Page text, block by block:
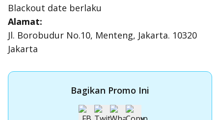
Blackout date berlaku
Alamat:
Jl. Borobudur No.10, Menteng, Jakarta. 10320
Jakarta
Bagikan Promo Ini